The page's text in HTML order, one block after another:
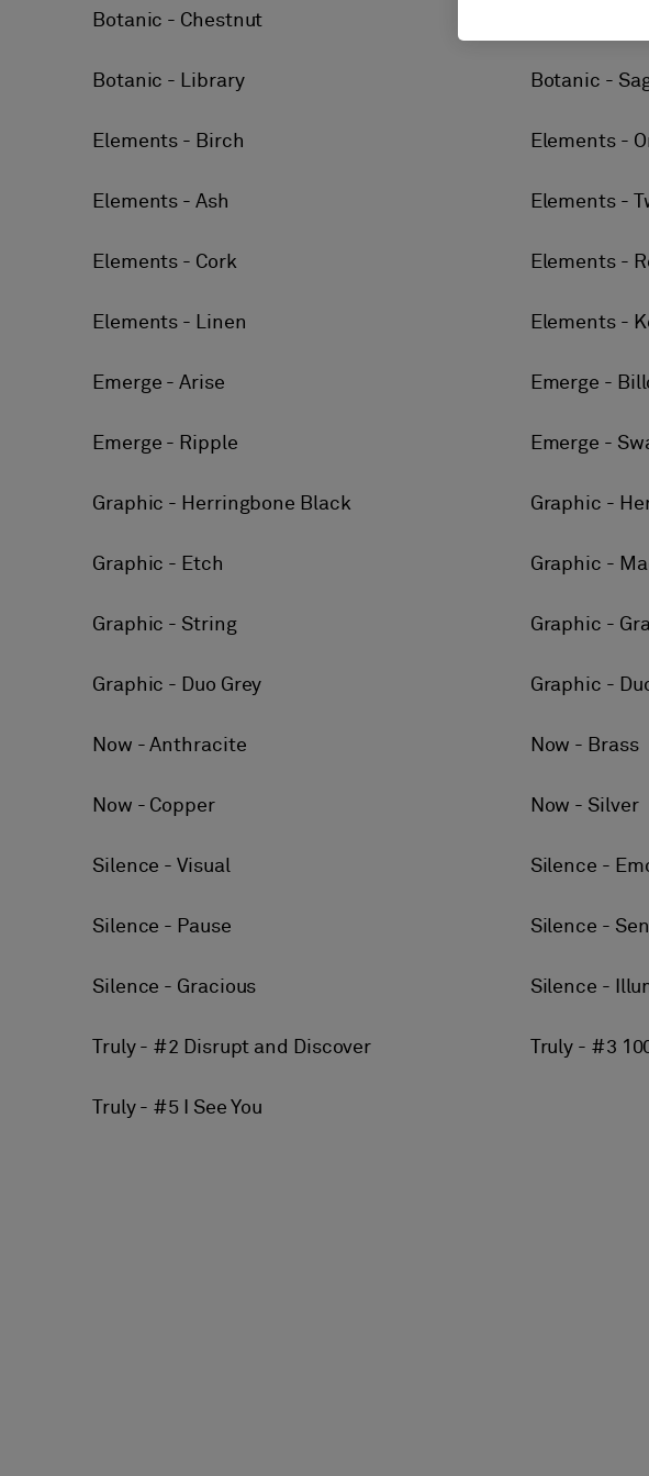
Botanic - Chestnut
Botanic - Library Botanic -
Elements - Birch Elements -
Elements - Ash Elements -
Elements - Cork Elements -
Elements - Linen Elements -
Emerge - Arise Emerge -
Emerge - Ripple Emerge -
Graphic - Herringbone Black Graphic -
Graphic - Etch Graphic -
Graphic - String Graphic -
Graphic - Duo Grey Graphic -
Now - Anthracite Now - Brass
Now - Copper Now - Silver
Silence - Visual Silence -
Silence - Pause Silence -
Silence - Gracious Silence -
Truly - #2 Disrupt and Discover Truly - #3
Truly - #5 I See You